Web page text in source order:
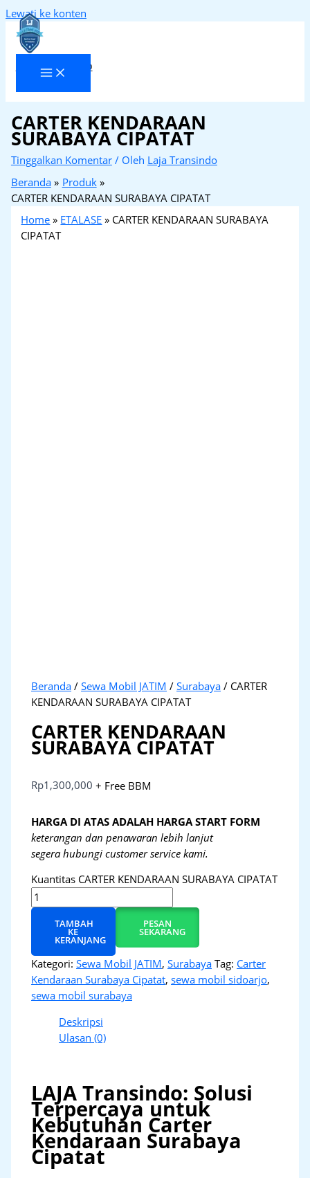
Lewati ke konten
Laja Transindo
CARTER KENDARAAN
SURABAYA CIPATAT
Tinggalkan Komentar / Oleh Laja Transindo
Beranda
Produk
CARTER KENDARAAN SURABAYA CIPATAT
Home » ETALASE » CARTER KENDARAAN SURABAYA
CIPATAT
Beranda /Sewa Mobil JATIM /Surabaya / CARTER
KENDARAAN SURABAYA CIPATAT
CARTER KENDARAAN
SURABAYA CIPATAT
Rp1,300,000 + Free BBM
HARGA DI ATAS ADALAH HARGA START FORM
keterangan dan penawaran lebih lanjut
segera hubungi customer service kami.
Kuantitas CARTER KENDARAAN SURABAYA CIPATAT
TAMBAH
KE
KERANJANG
PESAN
SEKARANG
Kategori:Sewa Mobil JATIM,Surabaya Tag: Carter
Kendaraan Surabaya Cipatat,sewa mobil sidoarjo,
sewa mobil surabaya
Deskripsi
Ulasan (0)
LAJA Transindo: Solusi
Terpercaya untuk
Kebutuhan Carter
Kendaraan Surabaya
Cipatat